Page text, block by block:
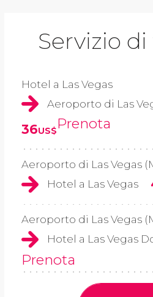
Servizio
Hotel a Las Vegas
Aeroporto di Las
36US$Prenota
Aeroporto di Las Vegas
Hotel a Las Vegas
Aeroporto di Las Vegas
Hotel a Las Vegas
Prenota